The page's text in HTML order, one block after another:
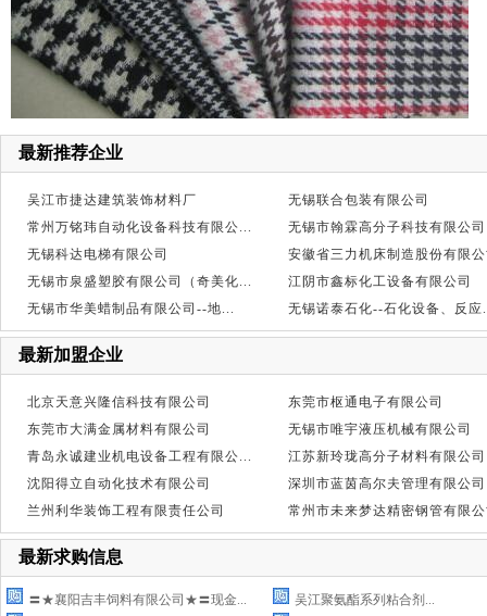
最新推荐企业
吴江市捷达建筑装饰材料厂
无锡联合包装有限公司
常州万铭玮自动化设备科技有限公...
无锡市翰霖高分子科技有限公司
无锡科达电梯有限公司
安徽省三力机床制造股份有限
无锡市泉盛塑胶有限公司（奇美化...
江阴市鑫标化工设备有限公司
无锡市华美蜡制品有限公司--地...
无锡诺泰石化--石化设备、反应
最新加盟企业
北京天意兴隆信科技有限公司
东莞市枢通电子有限公司
东莞市大满金属材料有限公司
无锡市唯宇液压机械有限公司
青岛永诚建业机电设备工程有限公...
江苏新玲珑高分子材料有限公司
沈阳得立自动化技术有限公司
深圳市蓝茵高尔夫管理有限公司
兰州利华装饰工程有限责任公司
常州市未来梦达精密钢管有限
最新求购信息
〓★襄阳吉丰饲料有限公司★〓现金...
吴江聚氨酯系列粘合剂...